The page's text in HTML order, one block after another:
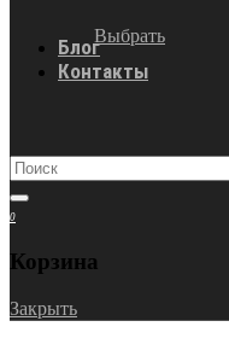
Выбрать
Блог
Контакты
0
Корзина
Закрыть